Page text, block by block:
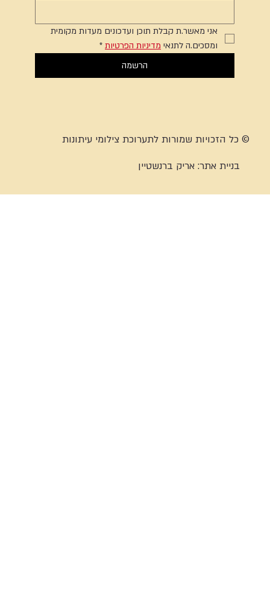
אני מאשר.ת קבלת תוכן ועדכונים מעדות מקומית
ומסכים.ה לתנאי מדיניות הפרטיות *
הרשמה
© כל הזכויות שמורות לתערוכת צילומי עיתונות
בניית אתר:אריק ברנשטיין